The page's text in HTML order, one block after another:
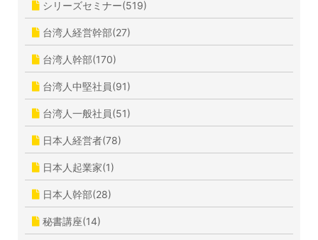
シリーズセミナー(519)
台湾人経営幹部(27)
台湾人幹部(170)
台湾人中堅社員(91)
台湾人一般社員(51)
日本人経営者(78)
日本人起業家(1)
日本人幹部(28)
秘書講座(14)